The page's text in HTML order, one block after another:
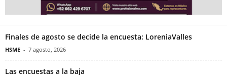
Finales de agosto se decide la encuesta: LoreniaValles
HSME - 7 agosto, 2026
Las encuestas a la baja